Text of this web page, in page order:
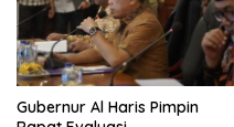
Gubernur Al Haris Pimpin